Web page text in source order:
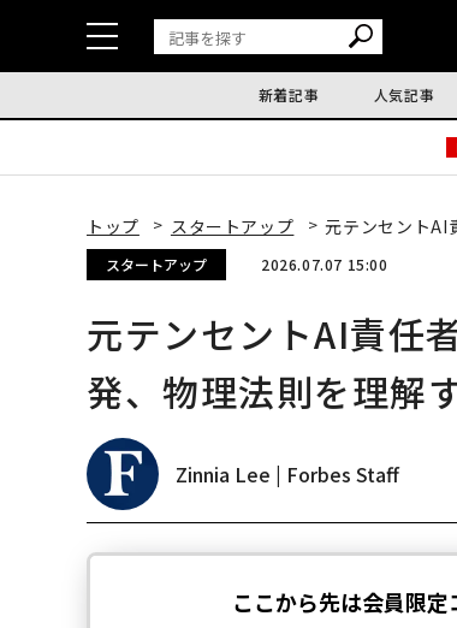
新着記事 人気記事
トップ スタートアップ 元テンセントAI
スタートアップ 2026.07.07 15:00
元テンセントAI責任
発、物理法則を理解
Zinnia Lee | Forbes Staff